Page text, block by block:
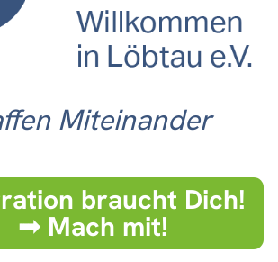
Miteinander
braucht Dich!
➟ Mach mit!